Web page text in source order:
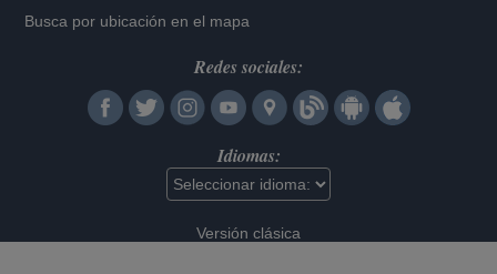
Busca por ubicación en el mapa
Redes sociales:
Idiomas:
Versión clásica